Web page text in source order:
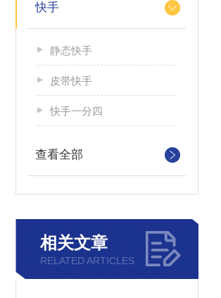
快手
静态快手
皮带快手
快手一分四
查看全部
相关文章
RELATED ARTICLES